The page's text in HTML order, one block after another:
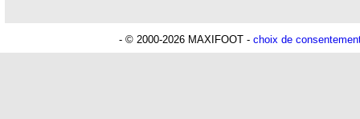
- © 2000-2026 MAXIFOOT - choix de